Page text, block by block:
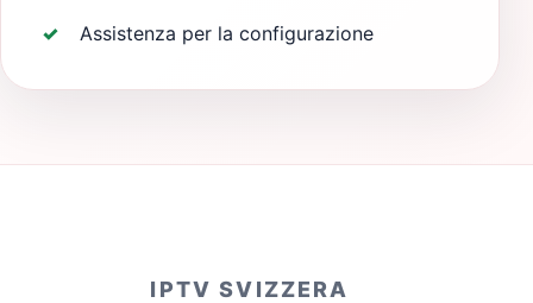
Assistenza per la configurazione
IPTV SVIZZERA